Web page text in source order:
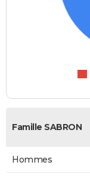
Famille SABRON
Hommes